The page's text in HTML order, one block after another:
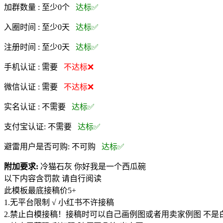
加群数量 : 至少0个 达标✅
入圈时间 : 至少0天 达标✅
注册时间 : 至少0天 达标✅
手机认证 : 需要 不达标❌
微信认证 : 需要 不达标❌
实名认证 : 不需要 达标✅
支付宝认证: 不需要 达标✅
避雷用户是否可购: 不可购 达标✅
附加要求: 冷猫石灰 你好我是一个西瓜碗
以下内容含罚款 请自行阅读
此模板最底接稿价5+
1.无平台限制 √ 小红书不许接稿
2.禁止白模接稿！接稿时可以自己画例图或者用卖家例图 不是